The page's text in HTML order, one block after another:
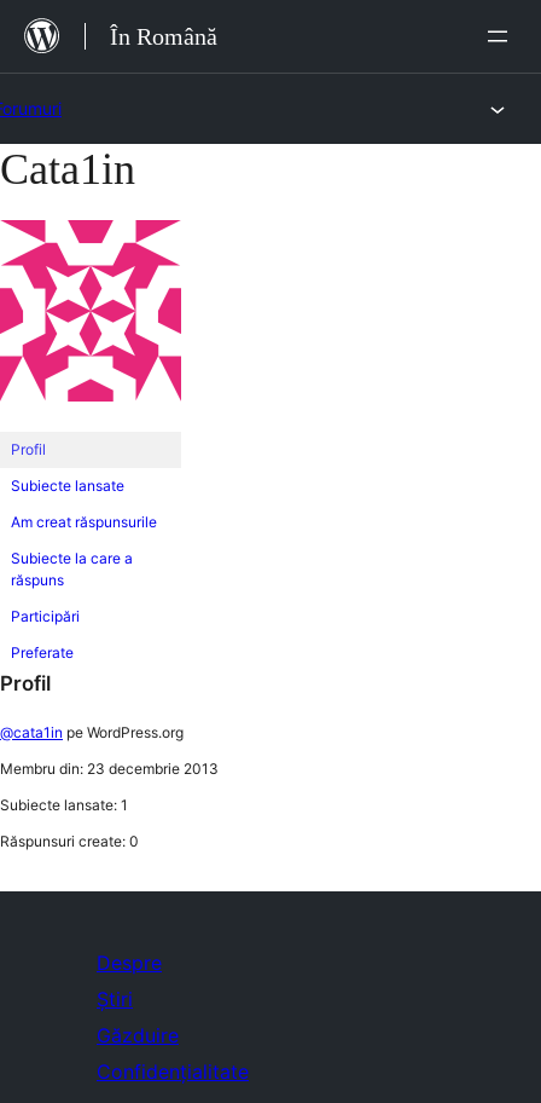
Sari
În Română
Sari
conținut
Cata1in
Profil
Subiecte lansate
Am creat răspunsurile
Subiecte la care a
răspuns
Participări
Preferate
Profil
@cata1in pe WordPress.org
Membru din: 23 decembrie 2013
Subiecte lansate: 1
Răspunsuri create: 0
Despre
Știri
Găzduire
Confidențialitate